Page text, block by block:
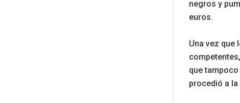
negros y
euros.
Una vez que
que
procedió a